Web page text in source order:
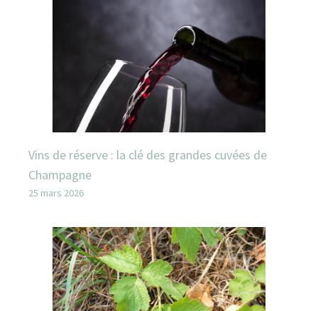
Vins de réserve : la clé des grandes cuvées de
Champagne
25 mars 2026